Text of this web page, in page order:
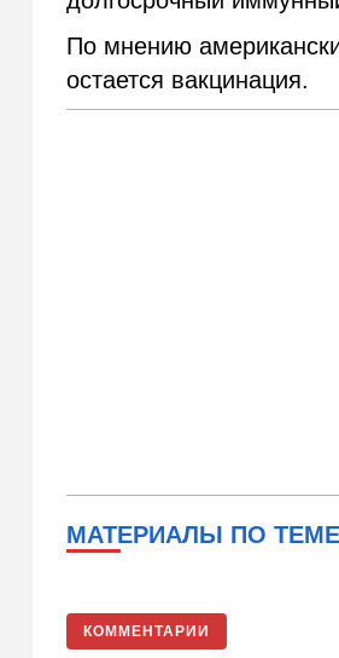
По мнению
остается вакцинация.
МАТЕРИАЛЫ ПО ТЕМЕ
КОММЕНТАРИИ